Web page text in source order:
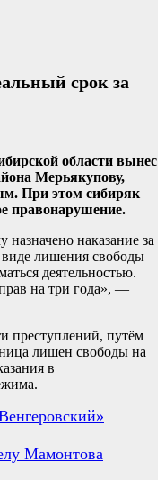
срок за
области вынес
Мерьякупову,
При этом сибиряк
правонарушение.
наказание за
лишения свободы
деятельностью.
на три года», —
преступлений, путём
лишен свободы на
в
Мамонтова